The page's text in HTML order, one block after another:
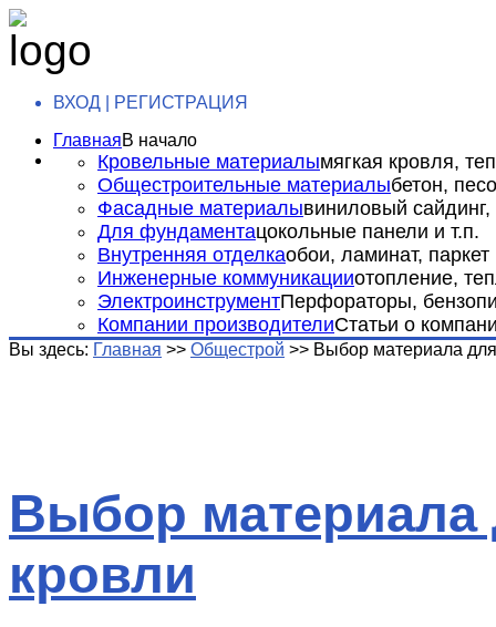
ВХОД | РЕГИСТРАЦИЯ
ГлавнаяВ начало
Кровельные материалымягкая кровля,
Общестроительные материалыбетон,
Фасадные материалывиниловый сайдинг,
Для фундаментацокольные панели и т.п.
Внутренняя отделкаобои, ламинат, паркет
Инженерные коммуникацииотопление,
ЭлектроинструментПерфораторы,
Компании производителиСтатьи о
Вы здесь: Главная >> Общестрой >> Выбор материала
Выбор материала
кровли